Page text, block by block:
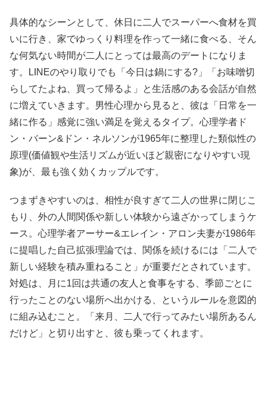
具体的なシーンとして、休日に二人でスーパーへ食材を買
いに行き、家でゆっくり料理を作って一緒に食べる、そん
な何気ない時間が二人にとっては最高のデートになりま
す。LINEのやり取りでも「今日は鍋にする?」「お味噌切
らしてたよね、買って帰るよ」と生活感のある会話が自然
に増えていきます。男性心理から見ると、彼は「日常を一
緒に作る」感覚に強い満足を覚えるタイプ。心理学者ド
ン・バーン&ドン・ネルソンが1965年に整理した類似性の
原理(価値観や生活リズムが近いほど親密になりやすい現
象)が、最も強く効くカップルです。
つまずきやすいのは、相性が良すぎて二人の世界に閉じこ
もり、外の人間関係や新しい体験から遠ざかってしまうケ
ース。心理学者アーサー&エレイン・アロン夫妻が1986年
に提唱した自己拡張理論では、関係を続けるには「二人で
新しい経験を積み重ねること」が重要だとされています。
対処は、月に1回は共通の友人と食事をする、季節ごとに
行ったことのない場所へ出かける、というルールを意図的
に組み込むこと。「来月、二人で行ってみたい場所あるん
だけど」と切り出すと、彼も乗ってくれます。